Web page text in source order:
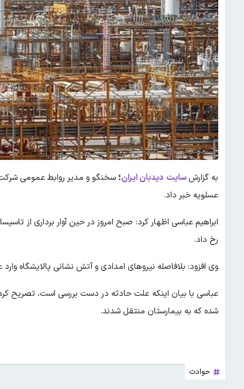
به گزارشسایت دیدبان ایران؛ سخنگو و مدیر روابط عمومی
عسلویه خبر داد.
ابراهیم عباسی اظهار کرد: صبح امروز در حین آوار برداری از
رخ داد.
وی افزود: بلافاصله نیروهای امدادی و آتش نشانی پالایشگاه
شده که به بیمارستان منتقل شدند.
حوادث